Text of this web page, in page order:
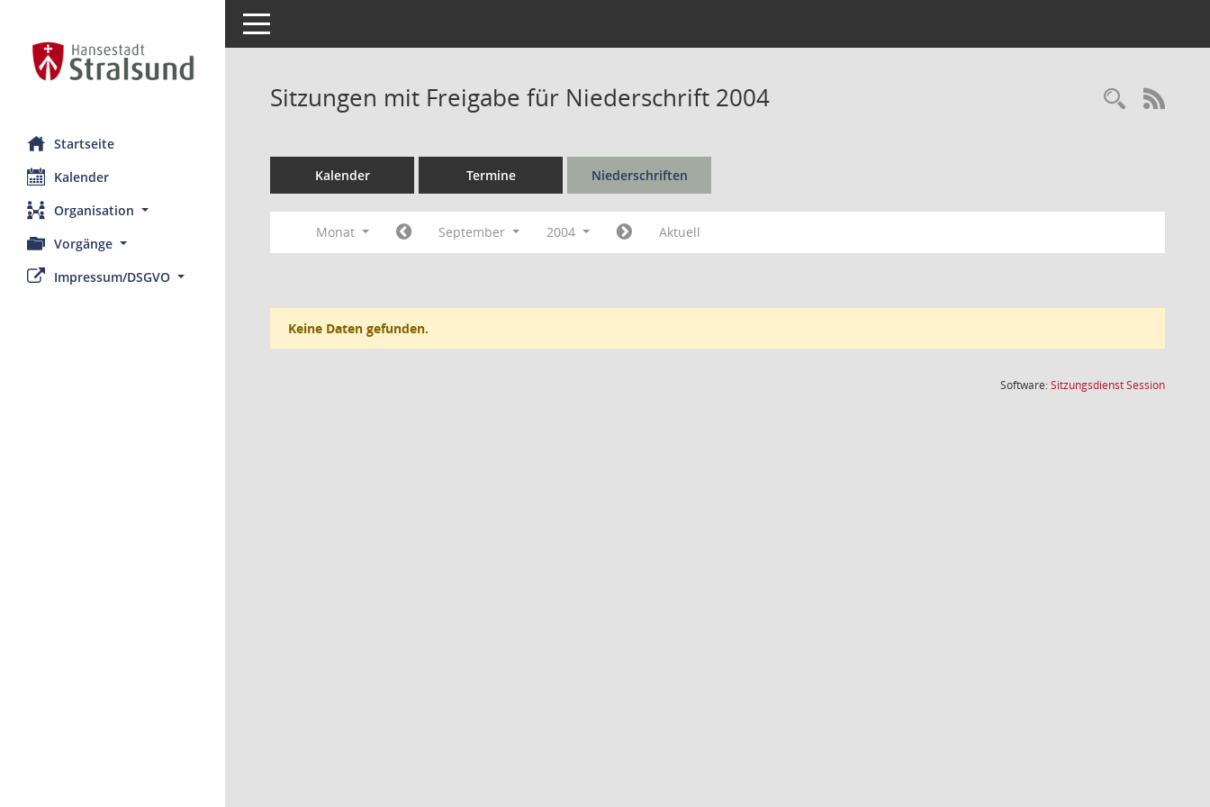
Startseite
Kalender
Organisation
Vorgänge
Impressum/DSGVO
Toggle navigation
Sitzungen mit Freigabe für Niederschrift 2004
Kalender Termine Niederschriften
Monat September 2004 Aktuell
Keine Daten gefunden.
Software:SitzungsdienstSession(Wird in